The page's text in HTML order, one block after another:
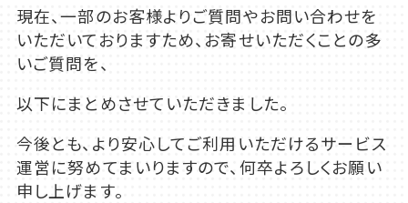
現在、一部のお客様よりご質問やお問い合わせを
いただいておりますため、お寄せいただくことの多
いご質問を、
以下にまとめさせていただきました。
今後とも、より安心してご利用いただけるサービス
運営に努めてまいりますので、何卒よろしくお願い
申し上げます。